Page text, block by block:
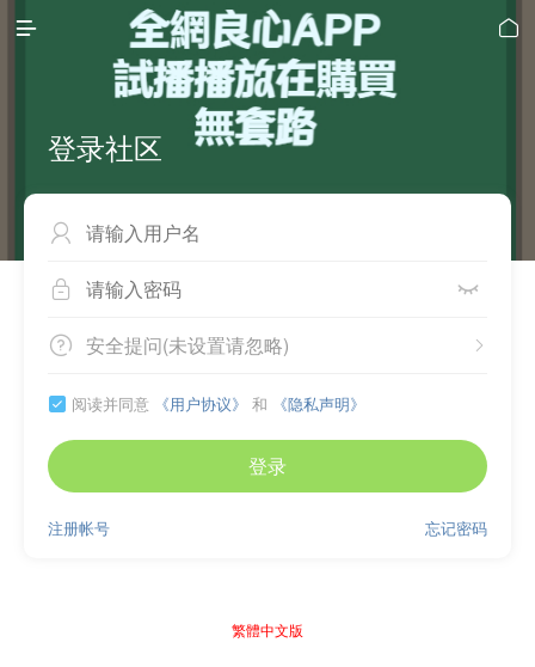
 
登录社区

 
 
安全提问(未设置请忽略)
 阅读并同意 《用户协议》 和 《隐私声明》
登录
忘记密码
注册帐号
繁體中文版